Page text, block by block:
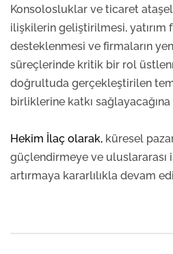
Konsolosluklar ve ticaret
ilişkilerin geliştirilmesi, yatırım
desteklenmesi ve firmaların
süreçlerinde kritik bir rol
doğrultuda gerçekleştirilen
birliklerine katkı sağlayacağına
Hekim İlaç olarak, küresel
güçlendirmeye ve uluslararası
artırmaya kararlılıkla devam